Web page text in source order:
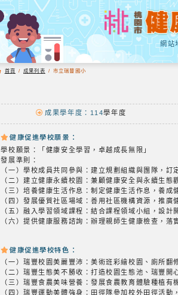
網站
首頁 / 成果列表 / 市立瑞豐國小
成果學年度：114學年度
健康促進學校願景：
學校願景：「健康安全學習，卓越成長無限」
發展準則：
（一）學校成員共同參與：建立規劃組織與團隊，訂
（二）建立健康永續校園：兼顧健康安全與永續生態
（三）培養健康生活作息：制定健康生活作息，養成
（四）發展優質社區場域：善用社區機構資源，推廣
（五）融入學習領域課程：結合課程領域小組，設計
（六）提供健康服務諮詢：辦理親師生健康檢查，落
健康促進學校特色：
（一）瑞豐校園美麗豐沛：美術班彩繪校園、廁所
（二）瑞豐生態美不勝收：打造校園生態池、瑞豐
（三）瑞豐食農美味營養：發展食農教育體驗種植
（四）瑞豐運動美體強身：田徑隊參加校外田徑活